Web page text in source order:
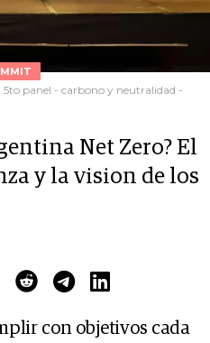
panel - carbono y neutralidad -
Net Zero? El
y la vision de los
con objetivos cada